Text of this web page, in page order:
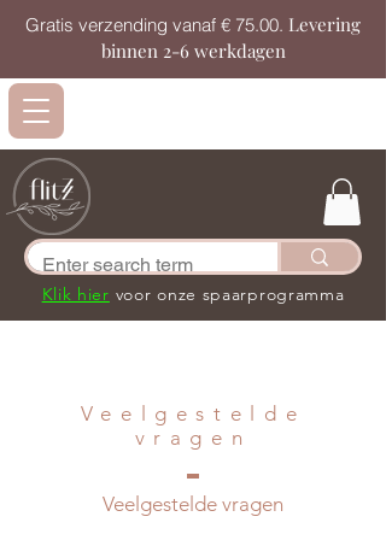
Gratis verzending vanaf € 75.00. Levering
binnen 2-6 werkdagen
Klik hier voor onze spaarprogramma
Veelgestelde
vragen
Veelgestelde vragen